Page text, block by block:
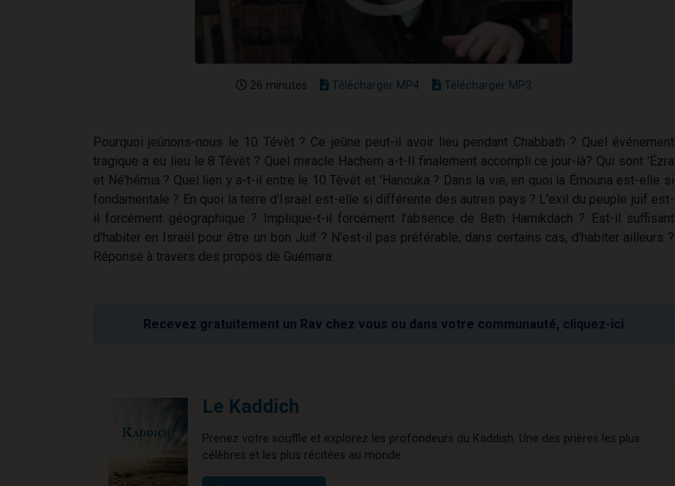
26 minutes Télécharger MP4 Télécharger MP3
Pourquoi jeûnons-nous le 10 Tévèt ? Ce jeûne peut-il avoir lieu pendant Chabbath ? Quel événement
tragique a eu lieu le 8 Tévèt ? Quel miracle Hachem a-t-Il finalement accompli ce jour-là? Qui sont 'Ézra
et Né'hémia ? Quel lien y a-t-il entre le 10 Tévèt et 'Hanouka ? Dans la vie, en quoi la Émouna est-elle si
fondamentale ? En quoi la terre d'Israël est-elle si différente des autres pays ? L'exil du peuple juif est-
il forcément géographique ? Implique-t-il forcément l'absence de Beth Hamikdach ? Est-il suffisant
d'habiter en Israël pour être un bon Juif ? N'est-il pas préférable, dans certains cas, d'habiter ailleurs ?
Réponse à travers des propos de Guémara.
Recevez gratuitement un Rav chez vous ou dans votre communauté, cliquez-ici
Le Kaddich
Prenez votre souffle et explorez les profondeurs du Kaddish. Une des prières les plus
célèbres et les plus récitées au monde.